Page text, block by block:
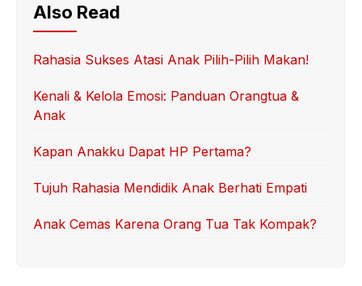
Also Read
Rahasia Sukses Atasi Anak Pilih-Pilih Makan!
Kenali & Kelola Emosi: Panduan Orangtua &
Anak
Kapan Anakku Dapat HP Pertama?
Tujuh Rahasia Mendidik Anak Berhati Empati
Anak Cemas Karena Orang Tua Tak Kompak?